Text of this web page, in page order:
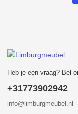
Heb je een vraag? Bel
+31773902942
info@limburgmeubel.nl